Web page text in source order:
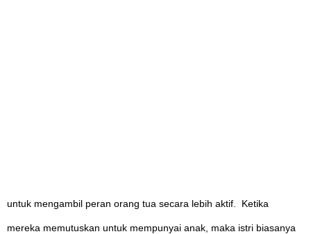
untuk mengambil peran orang tua secara lebih aktif. Ketika
mereka memutuskan untuk mempunyai anak, maka istri biasanya